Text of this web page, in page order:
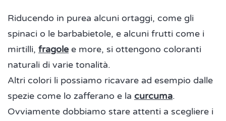
Riducendo in purea alcuni ortaggi, come gli
spinaci o le barbabietole, e alcuni frutti come i
mirtilli, fragolee more, si ottengono coloranti
naturali di varie tonalità.
Altri colori li possiamo ricavare ad esempio dalle
spezie come lo zafferano e la curcuma.
Ovviamente dobbiamo stare attenti a scegliere i